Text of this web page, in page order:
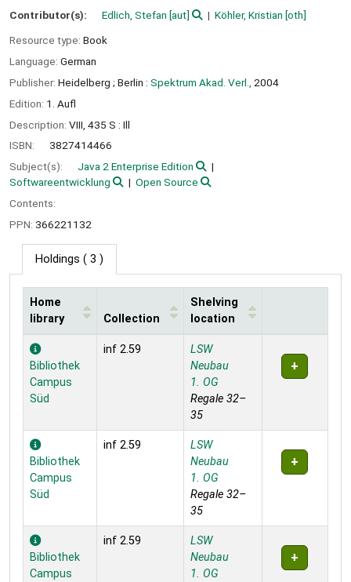
Contributor(s): Edlich, Stefan [aut] Köhler, Kristian [oth]
Resource type: Book
Language: German
Publisher: Heidelberg ; Berlin : Spektrum Akad. Verl.,
2004
Edition: 1. Aufl
Description: VIII, 435 S : Ill
ISBN:
3827414466
Subject(s):
Java 2 Enterprise Edition
Softwareentwicklung
Open Source
Contents:
PPN: 366221132
Holdings ( 3 )
Holdings
Home
library
Collection
Shelving
location
Bibliothek
Campus
Süd
inf 2.59
LSW
Neubau
1. OG
Regale 32–
35
Bibliothek
Campus
Süd
inf 2.59
LSW
Neubau
1. OG
Regale 32–
35
Bibliothek
Campus
inf 2.59
LSW
Neubau
1. OG